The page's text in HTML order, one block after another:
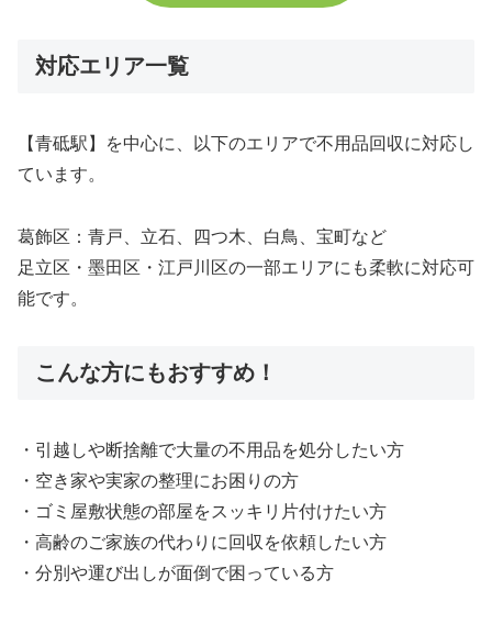
対応エリア一覧
【青砥駅】を中心に、以下のエリアで不用品回収に対応し
ています。
葛飾区：青戸、立石、四つ木、白鳥、宝町など
足立区・墨田区・江戸川区の一部エリアにも柔軟に対応可
能です。
こんな方にもおすすめ！
・引越しや断捨離で大量の不用品を処分したい方
・空き家や実家の整理にお困りの方
・ゴミ屋敷状態の部屋をスッキリ片付けたい方
・高齢のご家族の代わりに回収を依頼したい方
・分別や運び出しが面倒で困っている方